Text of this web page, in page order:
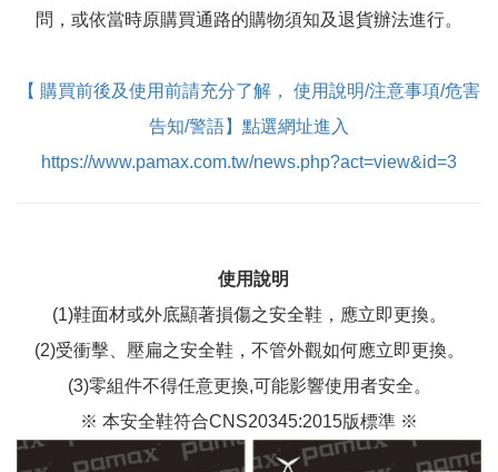
問，或依當時原購買通路的購物須知及退貨辦法進行。
【 購買前後及使用前請充分了解， 使用說明/注意事項/危害
告知/警語】點選網址進入
https://www.pamax.com.tw/news.php?act=view&id=3
使用說明
(1)鞋面材或外底顯著損傷之安全鞋，應立即更換。
(2)受衝擊、壓扁之安全鞋，不管外觀如何應立即更換。
(3)零組件不得任意更換,可能影響使用者安全。
※ 本安全鞋符合CNS20345:2015版標準 ※